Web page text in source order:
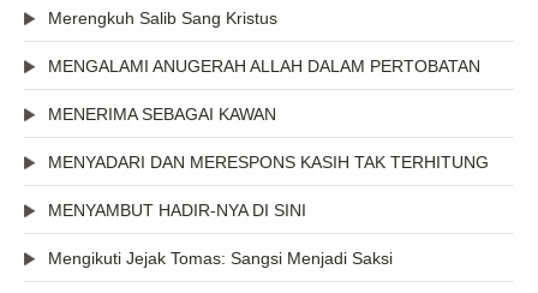
Merengkuh Salib Sang Kristus
MENGALAMI ANUGERAH ALLAH DALAM PERTOBATAN
MENERIMA SEBAGAI KAWAN
MENYADARI DAN MERESPONS KASIH TAK TERHITUNG
MENYAMBUT HADIR-NYA DI SINI
Mengikuti Jejak Tomas: Sangsi Menjadi Saksi